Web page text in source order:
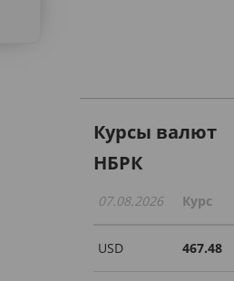
Курсы валют
НБРК
07.08.2026 Курс
USD 467.48